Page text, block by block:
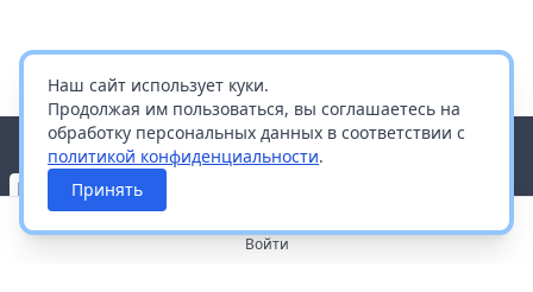
Наш сайт использует куки.
Продолжая им пользоваться, вы соглашаетесь на
обработку персональных данных в соответствии с
политикой конфиденциальности.
Принять
Войти